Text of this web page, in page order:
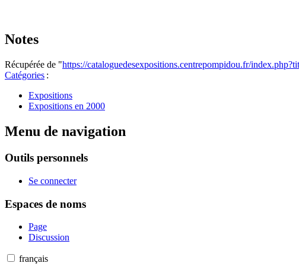
Notes
Récupérée de "https://cataloguedesexpositions.centrepompidou.fr/
Catégories :
Expositions
Expositions en 2000
Menu de navigation
Outils personnels
Se connecter
Espaces de noms
Page
Discussion
français